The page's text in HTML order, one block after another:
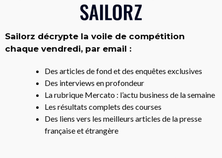
Sailorz décrypte la voile de compétition
chaque vendredi, par email :
Des articles de fond et des enquêtes exclusives
Des interviews en profondeur
La rubrique Mercato : l’actu business de la semaine
Les résultats complets des courses
Des liens vers les meilleurs articles de la presse
française et étrangère